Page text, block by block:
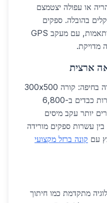
או עפולה יצטמצם
שקלים בהובלה. ספקים
משתמשים במשאיות כבדות מותאמות, עם מעקב GPS
מדויקת.
ארצית
בשנת 2026, מחירי פלדה כבדה בחיפה: קורה 300x500
מ"מ ב-7,200 ש"ח לטון, צינורות כבדים ב-6,800
יותר עקב מיסים
בין עשרות ספקים מורידה
עם קונה ברזל מקצועי
מתקדמת כמו חיתוך